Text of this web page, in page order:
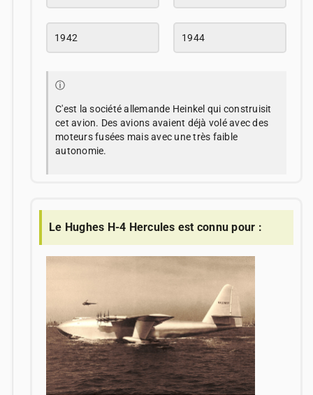
1942 1944
ⓘ
C'est la société allemande Heinkel qui construisit
cet avion. Des avions avaient déjà volé avec des
moteurs fusées mais avec une très faible
autonomie.
Le Hughes H-4 Hercules est connu pour :